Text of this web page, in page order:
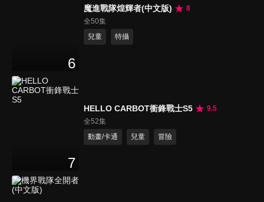
6
魔進戰隊煌輝者(中文版)
8
全50集
兒童
特攝
7
HELLO CARBOT衝鋒戰士S5
9.5
全52集
動畫/卡通
兒童 冒險